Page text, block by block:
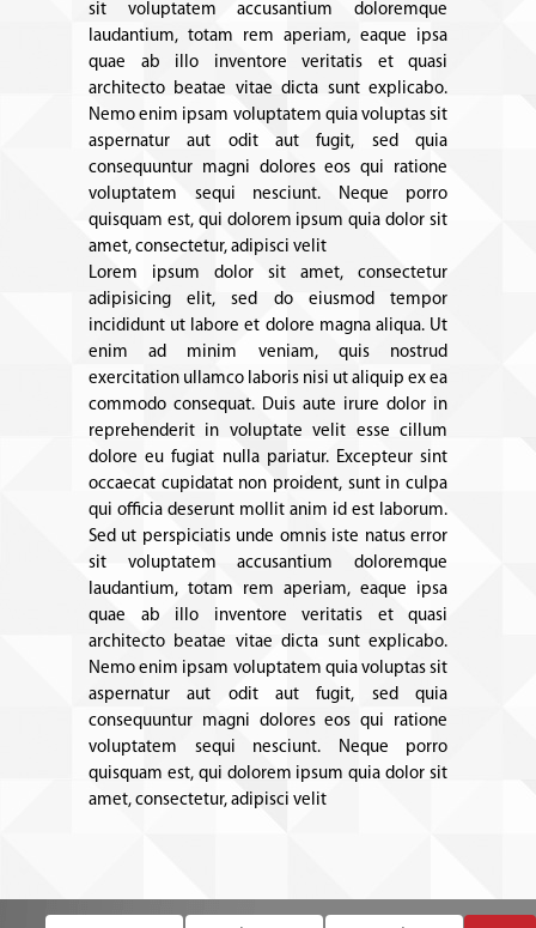
sit voluptatem accusantium doloremque
laudantium, totam rem aperiam, eaque ipsa
quae ab illo inventore veritatis et quasi
architecto beatae vitae dicta sunt explicabo.
Nemo enim ipsam voluptatem quia voluptas sit
aspernatur aut odit aut fugit, sed quia
consequuntur magni dolores eos qui ratione
voluptatem sequi nesciunt. Neque porro
quisquam est, qui dolorem ipsum quia dolor sit
amet, consectetur, adipisci velit
Lorem ipsum dolor sit amet, consectetur
adipisicing elit, sed do eiusmod tempor
incididunt ut labore et dolore magna aliqua. Ut
enim ad minim veniam, quis nostrud
exercitation ullamco laboris nisi ut aliquip ex ea
commodo consequat. Duis aute irure dolor in
reprehenderit in voluptate velit esse cillum
dolore eu fugiat nulla pariatur. Excepteur sint
occaecat cupidatat non proident, sunt in culpa
qui officia deserunt mollit anim id est laborum.
Sed ut perspiciatis unde omnis iste natus error
sit voluptatem accusantium doloremque
laudantium, totam rem aperiam, eaque ipsa
quae ab illo inventore veritatis et quasi
architecto beatae vitae dicta sunt explicabo.
Nemo enim ipsam voluptatem quia voluptas sit
aspernatur aut odit aut fugit, sed quia
consequuntur magni dolores eos qui ratione
voluptatem sequi nesciunt. Neque porro
quisquam est, qui dolorem ipsum quia dolor sit
amet, consectetur, adipisci velit